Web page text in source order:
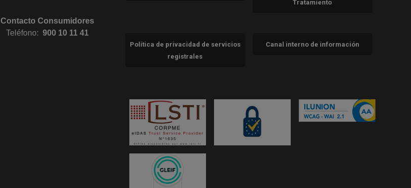
Contacto Consumidores
Teléfono:900 10 11 41
Tratamiento
Política de privacidad de servicios
registrales
Canal interno de información